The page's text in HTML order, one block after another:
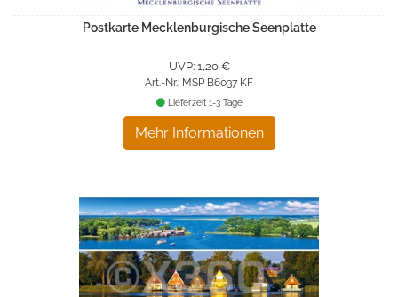
Postkarte Mecklenburgische Seenplatte
UVP: 1,20 €
Art.-Nr.: MSP B6037 KF
Mehr Informationen
Lieferzeit 1-3 Tage